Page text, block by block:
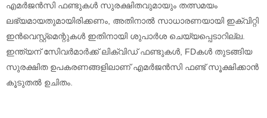
എമർജൻസി ഫണ്ടുകൾ സുരക്ഷിതവുമായും തത്സമയം
ലഭ്യമായതുമായിരിക്കണം, അതിനാൽ സാധാരണയായി ഇക്വിറ്റി
ഇൻവെസ്റ്റ്മെന്റുകൾ ഇതിനായി ശുപാർശ ചെയ്യപ്പെടാറില്ല.
ഇന്ത്യന് സേിവർമാർക്ക് ലിക്വിഡ് ഫണ്ടുകൾ, FDകൾ തുടങ്ങിയ
സുരക്ഷിത ഉപകരണങ്ങളിലാണ് എമർജൻസി ഫണ്ട് സൂക്ഷിക്കാൻ
കൂടുതൽ ഉചിതം.